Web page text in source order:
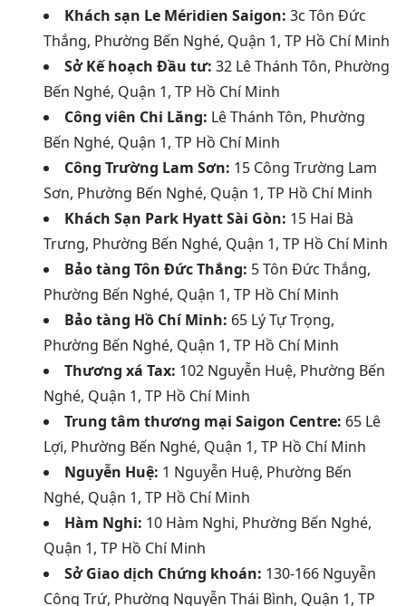
Khách sạn Le Méridien Saigon: 3c Tôn Đức
Thắng, Phường Bến Nghé, Quận 1, TP Hồ Chí Minh
Sở Kế hoạch Đầu tư: 32 Lê Thánh Tôn, Phường
Bến Nghé, Quận 1, TP Hồ Chí Minh
Công viên Chi Lăng: Lê Thánh Tôn, Phường
Bến Nghé, Quận 1, TP Hồ Chí Minh
Công Trường Lam Sơn: 15 Công Trường Lam
Sơn, Phường Bến Nghé, Quận 1, TP Hồ Chí Minh
Khách Sạn Park Hyatt Sài Gòn: 15 Hai Bà
Trưng, Phường Bến Nghé, Quận 1, TP Hồ Chí Minh
Bảo tàng Tôn Đức Thắng: 5 Tôn Đức Thắng,
Phường Bến Nghé, Quận 1, TP Hồ Chí Minh
Bảo tàng Hồ Chí Minh: 65 Lý Tự Trọng,
Phường Bến Nghé, Quận 1, TP Hồ Chí Minh
Thương xá Tax: 102 Nguyễn Huệ, Phường Bến
Nghé, Quận 1, TP Hồ Chí Minh
Trung tâm thương mại Saigon Centre: 65 Lê
Lợi, Phường Bến Nghé, Quận 1, TP Hồ Chí Minh
Nguyễn Huệ: 1 Nguyễn Huệ, Phường Bến
Nghé, Quận 1, TP Hồ Chí Minh
Hàm Nghi: 10 Hàm Nghi, Phường Bến Nghé,
Quận 1, TP Hồ Chí Minh
Sở Giao dịch Chứng khoán: 130-166 Nguyễn
Công Trứ, Phường Nguyễn Thái Bình, Quận 1, TP